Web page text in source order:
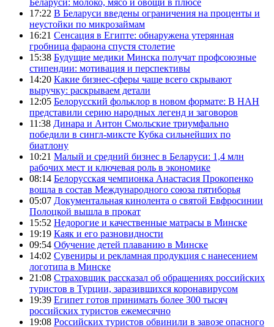
17:22 В Беларуси введены ограничения на проценты и
неустойки по микрозаймам
16:21 Сенсация в Египте: обнаружена утерянная
гробница фараона спустя столетие
15:38 Будущие медики Минска получат профсоюзные
стипендии: мотивация и перспективы
14:20 Какие бизнес-сферы чаще всего скрывают
выручку: раскрываем детали
12:05 Белорусский фольклор в новом формате: В НАН
представили серию народных легенд и заговоров
11:38 Динара и Антон Смольские триумфально
победили в сингл-миксте Кубка сильнейших по
биатлону
10:21 Малый и средний бизнес в Беларуси: 1,4 млн
рабочих мест и ключевая роль в экономике
08:14 Белорусская чемпионка Анастасия Прокопенко
вошла в состав Международного союза пятиборья
05:07 Документальная кинолента о святой Евфросинии
Полоцкой вышла в прокат
15:52 Недорогие и качественные матрасы в Минске
19:19 Каяк и его разновидности
09:54 Обучение детей плаванию в Минске
14:02 Сувениры и рекламная продукция с нанесением
логотипа в Минске
21:08 Страховщик рассказал об обращениях российских
туристов в Турции, заразившихся коронавирусом
19:39 Египет готов принимать более 300 тысяч
российских туристов ежемесячно
19:08 Российских туристов обвинили в завозе опасного